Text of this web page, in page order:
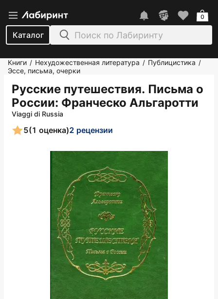
Каталог
0
Книги / Нехудожественная литература / Публицистика /
Эссе, письма, очерки
Русские путешествия. Письма о
России: Франческо Альгаротти
Viaggi di Russia
5(1 оценка)2 рецензии